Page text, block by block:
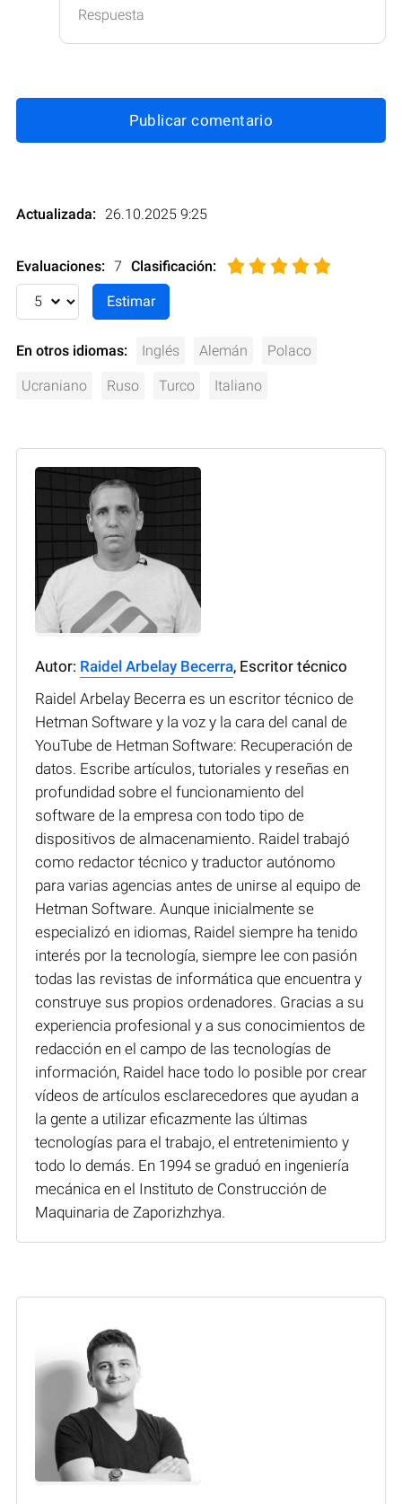
Respuesta
Publicar comentario
Actualizada: 26.10.2025 9:25
Evaluaciones: 7 Clasificación:
En otros idiomas: Inglés Alemán Polaco
Ucraniano Ruso Turco Italiano
Autor: Raidel Arbelay Becerra, Escritor técnico
Raidel Arbelay Becerra es un escritor técnico de
Hetman Software y la voz y la cara del canal de
YouTube de Hetman Software: Recuperación de
datos. Escribe artículos, tutoriales y reseñas en
profundidad sobre el funcionamiento del
software de la empresa con todo tipo de
dispositivos de almacenamiento. Raidel trabajó
como redactor técnico y traductor autónomo
para varias agencias antes de unirse al equipo de
Hetman Software. Aunque inicialmente se
especializó en idiomas, Raidel siempre ha tenido
interés por la tecnología, siempre lee con pasión
todas las revistas de informática que encuentra y
construye sus propios ordenadores. Gracias a su
experiencia profesional y a sus conocimientos de
redacción en el campo de las tecnologías de
información, Raidel hace todo lo posible por crear
vídeos de artículos esclarecedores que ayudan a
la gente a utilizar eficazmente las últimas
tecnologías para el trabajo, el entretenimiento y
todo lo demás. En 1994 se graduó en ingeniería
mecánica en el Instituto de Construcción de
Maquinaria de Zaporizhzhya.